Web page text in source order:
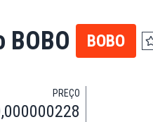
BOBO BOBO
PREÇO